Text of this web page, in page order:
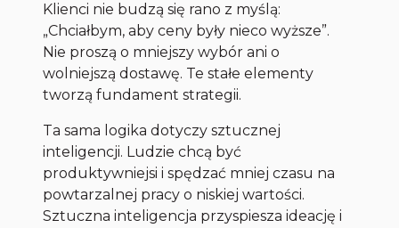
Klienci nie budzą się rano z myślą:
„Chciałbym, aby ceny były nieco wyższe”.
Nie proszą o mniejszy wybór ani o
wolniejszą dostawę. Te stałe elementy
tworzą fundament strategii.
Ta sama logika dotyczy sztucznej
inteligencji. Ludzie chcą być
produktywniejsi i spędzać mniej czasu na
powtarzalnej pracy o niskiej wartości.
Sztuczna inteligencja przyspiesza ideację i